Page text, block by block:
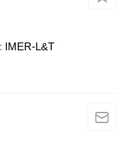
IMER-L&T